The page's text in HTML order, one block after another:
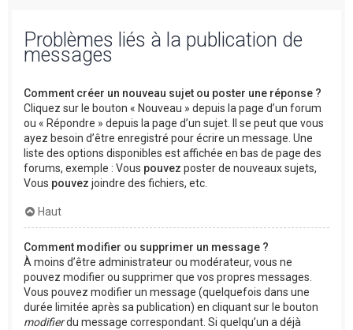
Problèmes liés à la publication de
messages
Comment créer un nouveau sujet ou poster une réponse ?
Cliquez sur le bouton « Nouveau » depuis la page d’un forum
ou « Répondre » depuis la page d’un sujet. Il se peut que vous
ayez besoin d’être enregistré pour écrire un message. Une
liste des options disponibles est affichée en bas de page des
forums, exemple : Vous pouvez poster de nouveaux sujets,
Vous pouvez joindre des fichiers, etc.
Haut
Comment modifier ou supprimer un message ?
À moins d’être administrateur ou modérateur, vous ne
pouvez modifier ou supprimer que vos propres messages.
Vous pouvez modifier un message (quelquefois dans une
durée limitée après sa publication) en cliquant sur le bouton
modifierdu message correspondant. Si quelqu’un a déjà